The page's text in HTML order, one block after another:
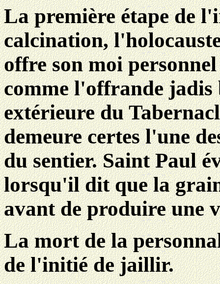
La première étape de
calcination,
offre son moi
comme l'offrande jadis
extérieure du
demeure certes l'une
du sentier. Saint Paul
lorsqu'il dit que la
avant de produire une
La mort de la
de l'initié de jaillir.